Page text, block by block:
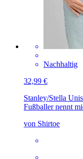
Nachhaltig
32,99 €
Stanley/Stella
Fußballer nennt
von Shirtoe